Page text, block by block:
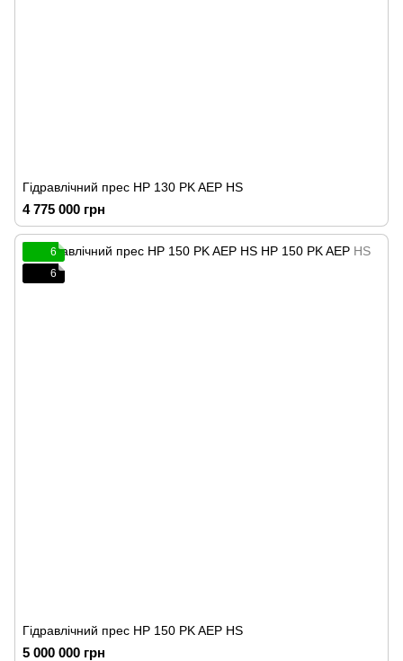
Гідравлічний прес HP 130 PK AEP HS
4 775 000 грн
6
6
Гідравлічний прес HP 150 PK AEP HS
5 000 000 грн